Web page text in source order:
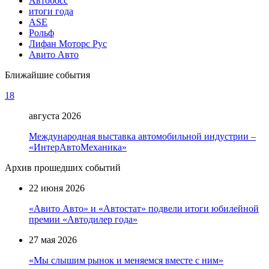
итоги года
ASE
Рольф
Лифан Моторс Рус
Авито Авто
Ближайшие события
18
августа 2026
Международная выставка автомобильной индустрии –
«ИнтерАвтоМеханика»
Архив прошедших событий
22 июня 2026
«Авито Авто» и «Автостат» подвели итоги юбилейной
премии «Автодилер года»
27 мая 2026
«Мы слышим рынок и меняемся вместе с ним»